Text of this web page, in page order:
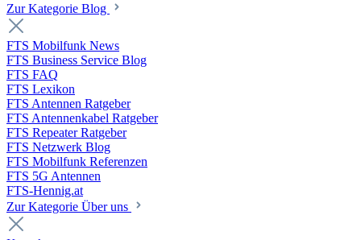
Zur Kategorie Blog
FTS Mobilfunk News
FTS Business Service Blog
FTS FAQ
FTS Lexikon
FTS Antennen Ratgeber
FTS Antennenkabel Ratgeber
FTS Repeater Ratgeber
FTS Netzwerk Blog
FTS Mobilfunk Referenzen
FTS 5G Antennen
FTS-Hennig.at
Zur Kategorie Über uns